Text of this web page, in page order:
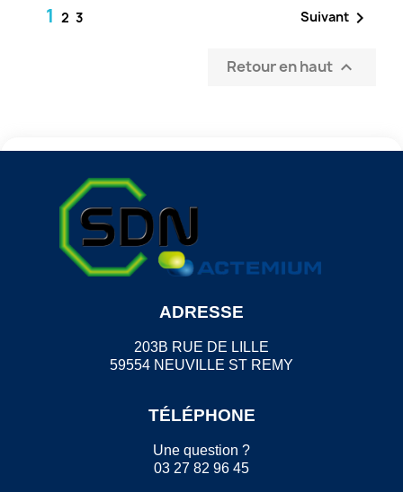
1 2 3 Suivant 
Retour en haut 
ADRESSE
203B RUE DE LILLE
59554 NEUVILLE ST REMY
TÉLÉPHONE
Une question ?
03 27 82 96 45